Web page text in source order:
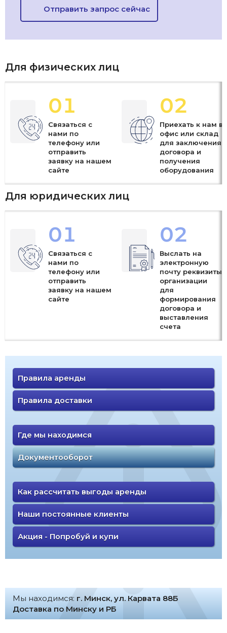
Отправить запрос сейчас
Для физических лиц
01
Связаться с
нами по
телефону или
отправить
заявку на нашем
сайте
02
Приехать к нам в
офис или склад
для заключения
договора и
получения
оборудования
Для юридических лиц
01
Связаться с
нами по
телефону или
отправить
заявку на нашем
сайте
02
Выслать на
электронную
почту реквизиты
организации
для
формирования
договора и
выставления
счета
Правила аренды
Правила доставки
Где мы находимся
Документооборот
Как рассчитать выгоды аренды
Наши постоянные клиенты
Акция - Попробуй и купи
Мы находимся: г. Минск, ул. Карвата 88Б
Доставка по Минску и РБ